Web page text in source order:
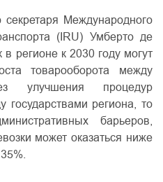
Международного
(IRU) Умберто де
регионе к 2030 году могут
товарооборота между
улучшения процедур
государствами региона, то
барьеров,
может оказаться ниже